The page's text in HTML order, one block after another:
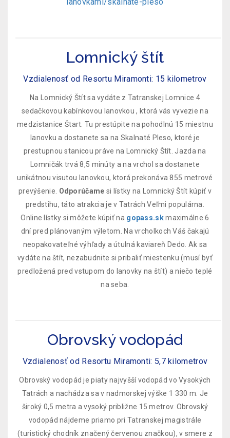
Lomnický štít
Vzdialenosť od Resortu Miramonti: 15 kilometrov
Na Lomnický Štít sa vydáte z Tatranskej Lomnice 4
sedačkovou kabínkovou lanovkou , ktorá vás vyvezie na
medzistanice Štart. Tu prestúpite na pohodlnú 15 miestnu
lanovku a dostanete sa na Skalnaté Pleso, ktoré je
prestupnou stanicou práve na Lomnický Štít. Jazda na
Lomničák trvá 8,5 minúty a na vrchol sa dostanete
unikátnou visutou lanovkou, ktorá prekonáva 855 metrové
prevýšenie. Odporúčame si lístky na Lomnický Štít kúpiť v
predstihu, táto atrakcia je v Tatrách Veľmi populárna.
Online lístky si môžete kúpiť na gopass.sk maximálne 6
dní pred plánovaným výletom. Na vrcholkoch Váš čakajú
neopakovateľné výhľady a útulná kaviareň Dedo. Ak sa
vydáte na štít, nezabudnite si pribaliť miestenku (musí byť
predložená pred vstupom do lanovky na štít) a niečo teplé
na seba.
Obrovský vodopád
Vzdialenosť od Resortu Miramonti: 5,7 kilometrov
Obrovský vodopád je piaty najvyšší vodopád vo Vysokých
Tatrách a nachádza sa v nadmorskej výške 1 330 m. Je
široký 0,5 metra a vysoký približne 15 metrov. Obrovský
vodopád nájdeme priamo pri Tatranskej magistrále
(turistický chodník značený červenou značkou), v smere z